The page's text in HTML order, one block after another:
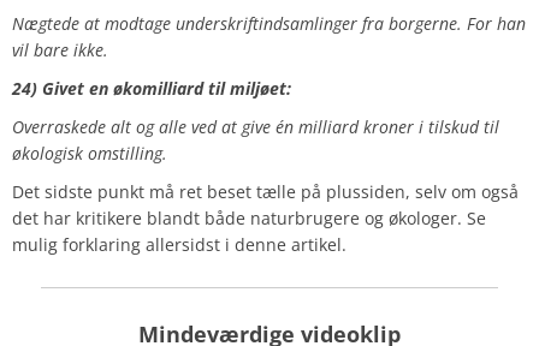
Nægtede at modtage underskriftindsamlinger fra borgerne. For han
vil bare ikke.
24) Givet en økomilliard til miljøet:
Overraskede alt og alle ved at give én milliard kroner i tilskud til
økologisk omstilling.
Det sidste punkt må ret beset tælle på plussiden, selv om også
det har kritikere blandt både naturbrugere og økologer. Se
mulig forklaring allersidst i denne artikel.
Mindeværdige videoklip